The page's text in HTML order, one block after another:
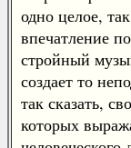
одно целое,
впечатление
стройный
создает то
так сказать,
которых